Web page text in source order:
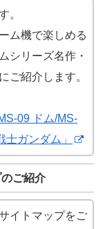
。
ム機で楽しめる
シリーズ名作・
ご紹介します。
09 ドム/MS-
ガンダム」
ご紹介
イトマップをご